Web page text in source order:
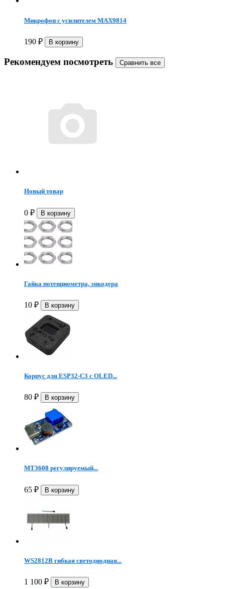
Микрофон с усилителем MAX9814
190 ₽
Рекомендуем посмотреть
Новый товар
0 ₽
Гайка потенциометра, энкодера
10 ₽
Корпус для ESP32-C3 с OLED...
80 ₽
MT3608 регулируемый...
65 ₽
WS2812B гибкая светодиодная...
1 100 ₽